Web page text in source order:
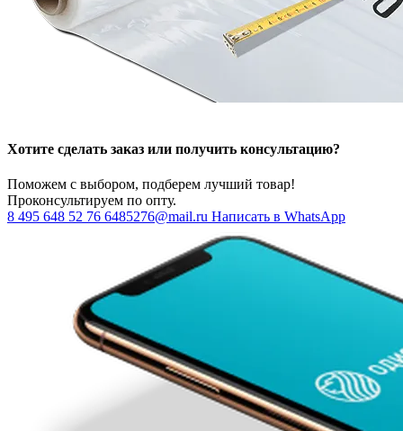
Хотите сделать заказ или получить консультацию?
Поможем с выбором, подберем лучший товар!
Проконсультируем по опту.
8 495 648 52 76 6485276@mail.ru Написать в WhatsApp